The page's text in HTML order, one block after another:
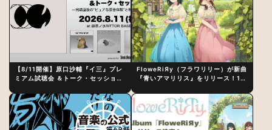
【8/11開催】原口沙輔『イ三』プレ
ミアム試聴会 ＆トーク・セッション
制作秘話
FloweRiЯy（フラワリリー）が新曲
『青いアマリリス』をリリース！1st